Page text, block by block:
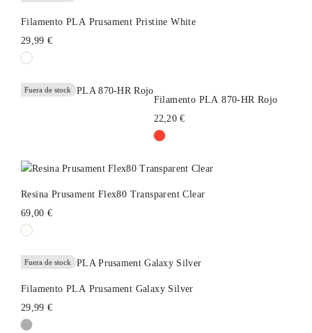
Filamento PLA Prusament Pristine White
29,99 €
Fuera de stock
Filamento PLA 870-HR Rojo
22,20 €
Resina Prusament Flex80 Transparent Clear
69,00 €
Fuera de stock
Filamento PLA Prusament Galaxy Silver
29,99 €